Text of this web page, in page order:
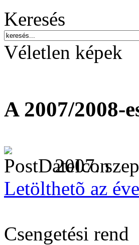
Keresés
Véletlen képek
A 2007/2008-
2007.
Letölthetõ az
Csengetési rend